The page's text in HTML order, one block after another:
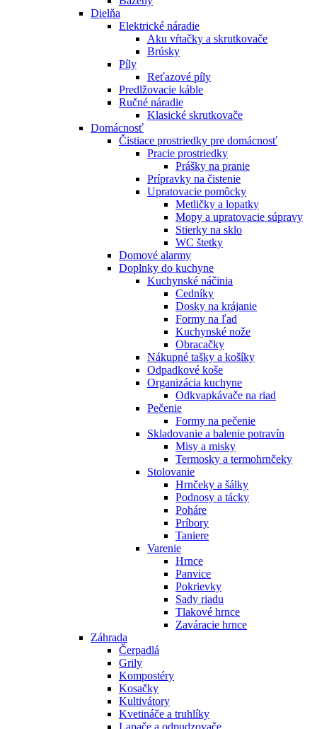
Dielňa
Elektrické náradie
Aku vŕtačky a skrutkovače
Brúsky
Píly
Reťazové píly
Predlžovacie káble
Ručné náradie
Klasické skrutkovače
Domácnosť
Čistiace prostriedky pre domácnosť
Pracie prostriedky
Prášky na pranie
Prípravky na čistenie
Upratovacie pomôcky
Metličky a lopatky
Mopy a upratovacie súpravy
Stierky na sklo
WC štetky
Domové alarmy
Doplnky do kuchyne
Kuchynské náčinia
Cedníky
Dosky na krájanie
Formy na ľad
Kuchynské nože
Obracačky
Nákupné tašky a košíky
Odpadkové koše
Organizácia kuchyne
Odkvapkávače na riad
Pečenie
Formy na pečenie
Skladovanie a balenie potravín
Misy a misky
Termosky a termohrnčeky
Stolovanie
Hrnčeky a šálky
Podnosy a tácky
Poháre
Príbory
Taniere
Varenie
Hrnce
Panvice
Pokrievky
Sady riadu
Tlakové hrnce
Zaváracie hrnce
Záhrada
Čerpadlá
Grily
Kompostéry
Kosačky
Kultivátory
Kvetináče a truhlíky
Lapače a odpudzovače